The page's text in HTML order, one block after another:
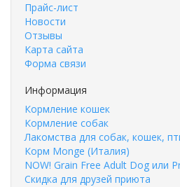
Прайс-лист
Новости
Отзывы
Карта сайта
Форма связи
Информация
Кормление кошек
Кормление собак
Лакомства для собак, кошек,
Корм Monge (Италия)
NOW! Grain Free Adult Dog или
Скидка для друзей приюта